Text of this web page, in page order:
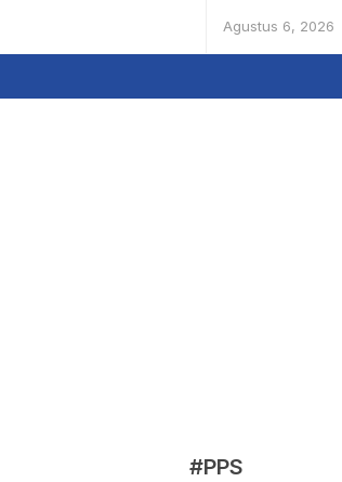
Agustus 6, 2026
#PPS